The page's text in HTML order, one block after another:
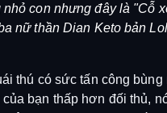
nhỏ con nhưng đây là "Cỗ
nữ thần Dian Keto bản
thú có sức tấn công bùng
bạn thấp hơn đối thủ,